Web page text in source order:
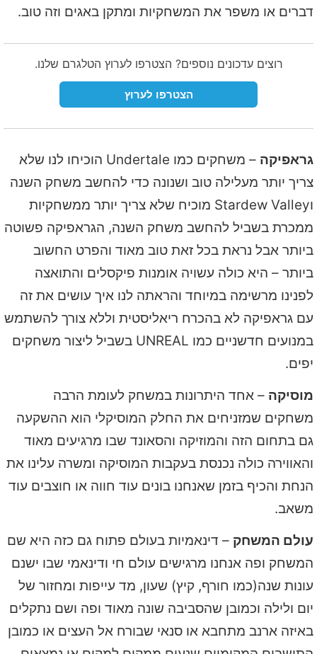
דברים או משפר את המשחקיות ומתקן באגים וזה טוב.
רוצים עדכונים נוספים? הצטרפו לערוץ הטלגרם שלנו.
הצטרפו לערוץ
גראפיקה
– משחקים כמו Undertale הוכיחו לנו שלא
צריך יותר מעלילה טוב ושנונה כדי להחשב משחק השנה
וStardew Valley מוכיח שלא צריך יותר ממשחקיות
ממכרת בשביל להחשב משחק השנה, הגראפיקה פשוטה
ביותר אבל נראת בכל זאת טוב מאוד והפרט החשוב
ביותר – היא כולה עשויה אומנות פיקסלים והתואצה
לפנינו מרשימה במיוחד והראתה לנו איך עושים את זה
עם גראפיקה לא בהכרח ריאליסטית וללא צורך להשתמש
במנועים חדשניים כמו UNREAL בשביל ליצור משחקים
יפים.
מוסיקה – אחד היתרונות במשחק לעומת הרבה
משחקים שמזניחים את החלק המוסיקלי הוא ההשקעה
גם בתחום הזה והמוזיקה והסאונד שבו מרגיעים מאוד
והאווירה כולה נכנסת בעקבות המוסיקה ומשרה עלינו את
הנחת והכיף בזמן שאנחנו בונים עוד חווה או חוצבים עוד
משאב.
עולם המשחק – דינאמיות בעולם פתוח גם כזה היא שם
המשחק ופה אנחנו מרגישים עולם חי ודינאמי שבו ישנם
עונות שנה(כמו חורף, קיץ) שעון, מד עייפות ומחזור של
יום ולילה וכמובן שהסביבה שונה מאוד ופה ושם נתקלים
באיזה ארנב מתחבא או סנאי שבורח אל העצים או כמובן